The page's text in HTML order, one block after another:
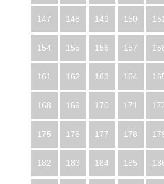
147 148 149 150 151
154 155 156 157
161 162 163 164
168 169 170 171
175 176 177 178
182 183 184 185